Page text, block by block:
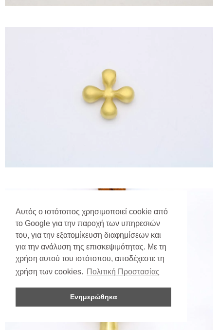
Αυτός ο ιστότοπος χρησιμοποιεί cookie από
το Google για την παροχή των υπηρεσιών
του, για την εξατομίκευση διαφημίσεων και
για την ανάλυση της επισκεψιμότητας. Με τη
χρήση αυτού του ιστότοπου, αποδέχεστε τη
χρήση των cookies. Πολιτική Προστασίας
Ενημερώθηκα